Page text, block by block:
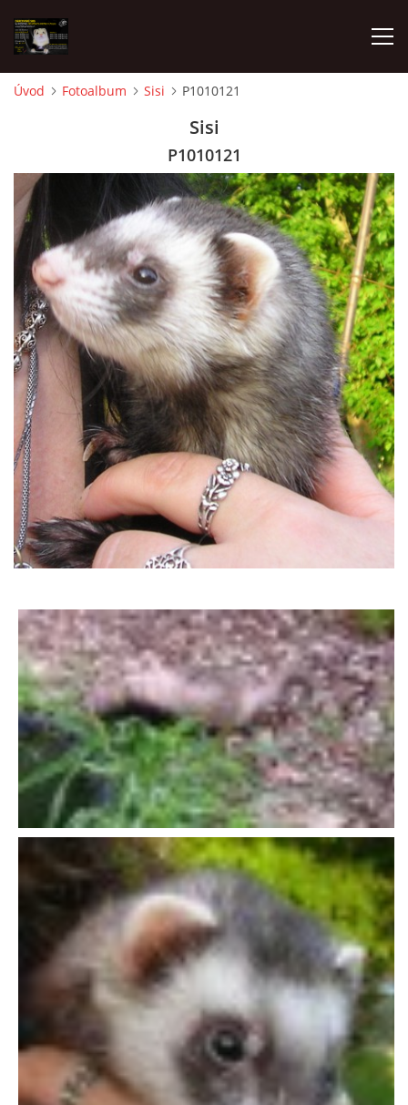
K ADOPCI
V PÉČI
VIRTUÁLNÍ ADOPCE
V NOVÝCH DOMOVECH
DFD - DOMOV FRETČÍCH DŮCHODCŮ
PODMÍNKY PŘEVZETÍ FRETKY.
O FRETCE
PÉČE O FRETKU
CHCI SI POŘÍDIT FRETKU
VÝCHOVA FRETKY
NEMOCI FRETEK
JAK FRETKA BYDLÍ
CESTOVÁNÍ S FRETKOU
JEDNA ČÍ VÍCE FRETEK?
KASTRACE
Úvod Fotoalbum Sisi P1010121
Sisi
P1010121